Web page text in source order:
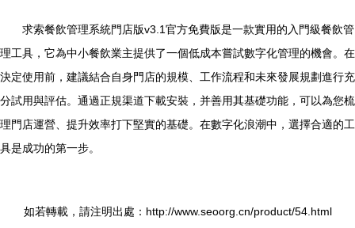
求索餐飲管理系統門店版v3.1官方免費版是一款實用的入門級餐飲管
理工具，它為中小餐飲業主提供了一個低成本嘗試數字化管理的機會。在
決定使用前，建議結合自身門店的規模、工作流程和未來發展規劃進行充
分試用與評估。通過正規渠道下載安裝，并善用其基礎功能，可以為您梳
理門店運營、提升效率打下堅實的基礎。在數字化浪潮中，選擇合適的工
具是成功的第一步。
如若轉載，請注明出處：http://www.seoorg.cn/product/54.html